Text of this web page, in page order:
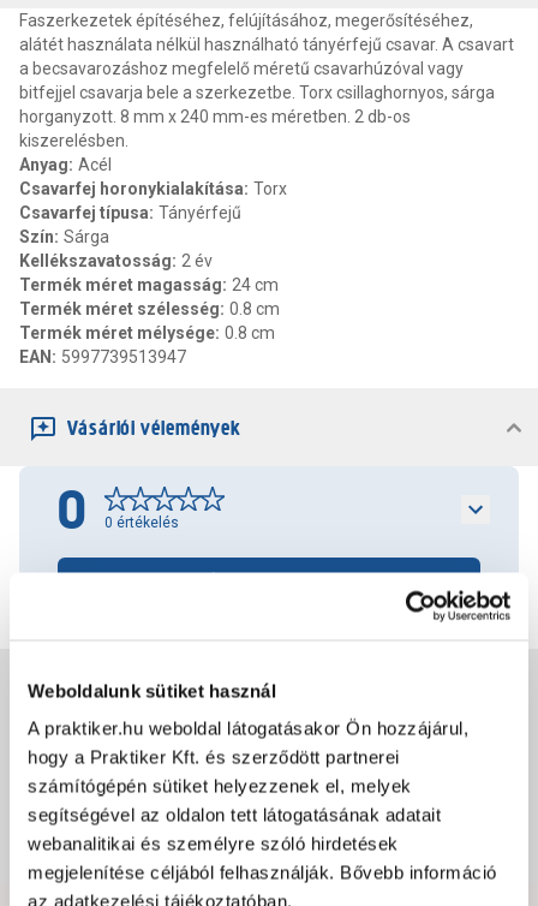
Weboldalunk sütiket használ
A praktiker.hu weboldal látogatásakor Ön hozzájárul,
hogy a Praktiker Kft. és szerződött partnerei
számítógépén sütiket helyezzenek el, melyek
segítségével az oldalon tett látogatásának adatait
webanalitikai és személyre szóló hirdetések
megjelenítése céljából felhasználják. Bővebb információ
az adatkezelési tájékoztatóban.
Faszerkezetek építéséhez, felújításához, megerősítéséhez,
alátét használata nélkül használható tányérfejű csavar. A csavart
a becsavarozáshoz megfelelő méretű csavarhúzóval vagy
bitfejjel csavarja bele a szerkezetbe. Torx csillaghornyos, sárga
horganyzott. 8 mm x 240 mm-es méretben. 2 db-os
kiszerelésben.
Anyag: Acél
Csavarfej horonykialakítása: Torx
Csavarfej típusa: Tányérfejű
Szín: Sárga
Kellékszavatosság: 2 év
Termék méret magasság: 24 cm
Termék méret szélesség: 0.8 cm
Termék méret mélysége: 0.8 cm
EAN : 5997739513947
Vásárlói vélemények
0 0 értékelés
Jótállás, szavatosság
Csomagolási és súly információk
Dokumentumok, felelős személy